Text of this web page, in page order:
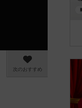
次のおすすめ